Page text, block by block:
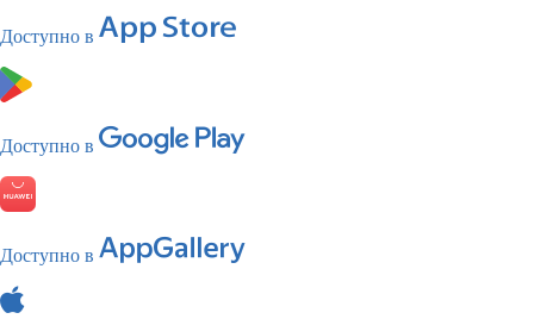
Доступно в
Доступно в
Доступно в